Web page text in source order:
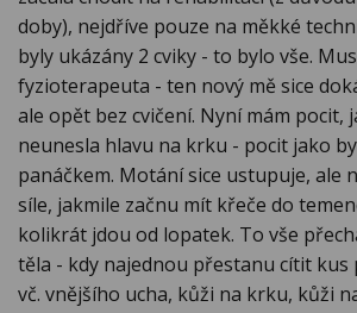
doby), nejdříve pouze na měkké
byly ukázány 2 cviky - to bylo vše.
fyzioterapeuta - ten nový mě sice
ale opět bez cvičení. Nyní mám pocit,
neunesla hlavu na krku - pocit jako
panáčkem. Motání sice ustupuje, ale
síle, jakmile začnu mít křeče do
kolikrát jdou od lopatek. To vše
těla - kdy najednou přestanu cítit kus
vč. vnějšího ucha, kůži na krku, kůži